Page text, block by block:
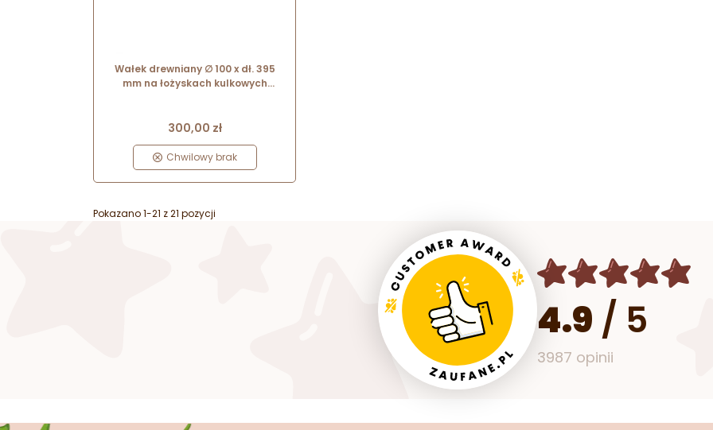
Wałek drewniany ∅ 100 x dł. 395
mm na łożyskach kulkowych
Cena
300,00 zł
Chwilowy brak
Pokazano 1-21 z 21 pozycji
4.9 / 5
3987 opinii